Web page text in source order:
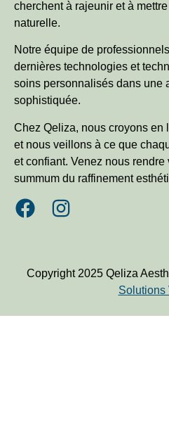
cherchent à rajeunir et à
naturelle.
Notre équipe de
dernières technologies et
soins personnalisés dans une
sophistiquée.
Chez Qeliza, nous croyons en
et nous veillons à ce que
et confiant. Venez nous
summum du raffinement
Copyright 2025 Qeliza
Solutions